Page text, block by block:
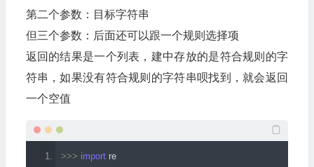
第二个参数：目标字符串
但三个参数：后面还可以跟一个规则选择项
返回的结果是一个列表，建中存放的是符合规则的字
符串，如果没有符合规则的字符串呗找到，就会返回
一个空值
>>> import re